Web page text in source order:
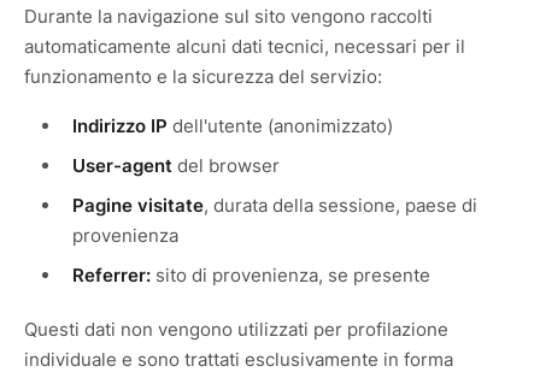
Durante la navigazione sul sito vengono raccolti
automaticamente alcuni dati tecnici, necessari per il
funzionamento e la sicurezza del servizio:
Indirizzo IP dell'utente (anonimizzato)
User-agent del browser
Pagine visitate, durata della sessione, paese di
provenienza
Referrer: sito di provenienza, se presente
Questi dati non vengono utilizzati per profilazione
individuale e sono trattati esclusivamente in forma